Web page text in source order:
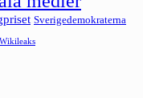
Sverigedemokraterna
Wikileaks